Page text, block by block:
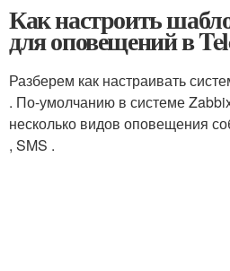
Как настроить
для оповещений в
Разберем как настраивать
. По-умолчанию в системе
несколько видов оповещения
, SMS .